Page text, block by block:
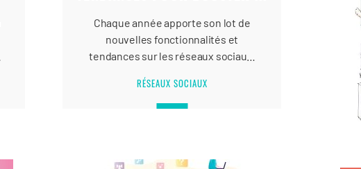
Chaque année apporte son lot de
nouvelles fonctionnalités et
tendances sur les réseaux sociaux.
adopter en 2024 ? FullCONTENT
vous dévoile les nouveautés
RÉSEAUX SOCIAUX